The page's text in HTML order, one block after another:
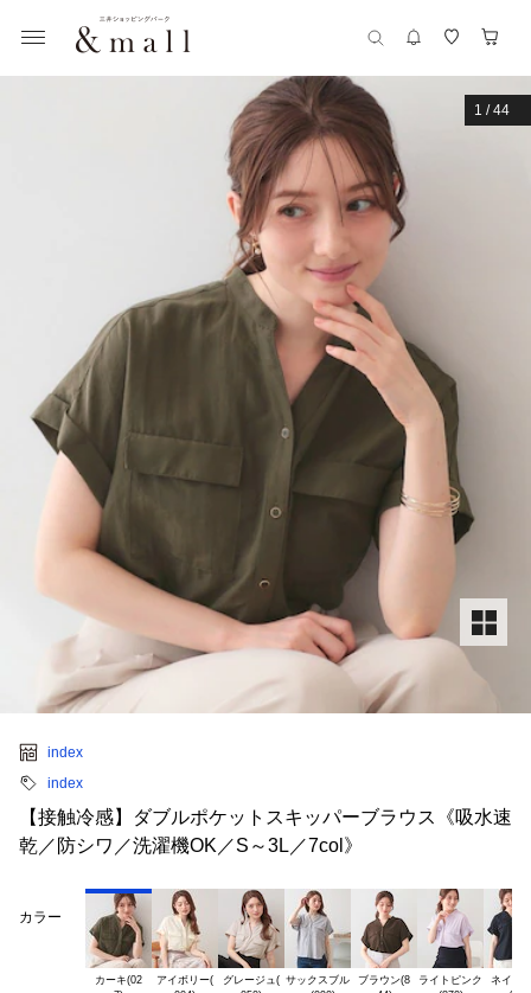
1 /44
index
index
【接触冷感】ダブルポケットスキッパーブラウス《吸水速
乾／防シワ／洗濯機OK／S～3L／7col》
カラー
カーキ(02
アイボリー(
グレージュ( サックスブル
ブラウン(8
ライトピンク
ネイビ